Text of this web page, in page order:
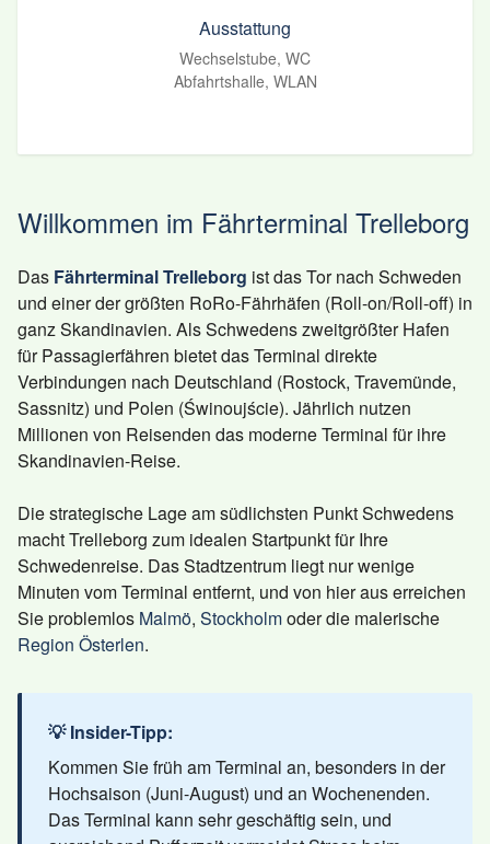
Ausstattung
Wechselstube, WC
Abfahrtshalle, WLAN
Willkommen im Fährterminal Trelleborg
Das Fährterminal Trelleborg ist das Tor nach Schweden
und einer der größten RoRo-Fährhäfen (Roll-on/Roll-off) in
ganz Skandinavien. Als Schwedens zweitgrößter Hafen
für Passagierfähren bietet das Terminal direkte
Verbindungen nach Deutschland (Rostock, Travemünde,
Sassnitz) und Polen (Świnoujście). Jährlich nutzen
Millionen von Reisenden das moderne Terminal für ihre
Skandinavien-Reise.
Die strategische Lage am südlichsten Punkt Schwedens
macht Trelleborg zum idealen Startpunkt für Ihre
Schwedenreise. Das Stadtzentrum liegt nur wenige
Minuten vom Terminal entfernt, und von hier aus erreichen
Sie problemlos Malmö, Stockholmoder die malerische
Region Österlen.
💡 Insider-Tipp:
Kommen Sie früh am Terminal an, besonders in der
Hochsaison (Juni-August) und an Wochenenden.
Das Terminal kann sehr geschäftig sein, und